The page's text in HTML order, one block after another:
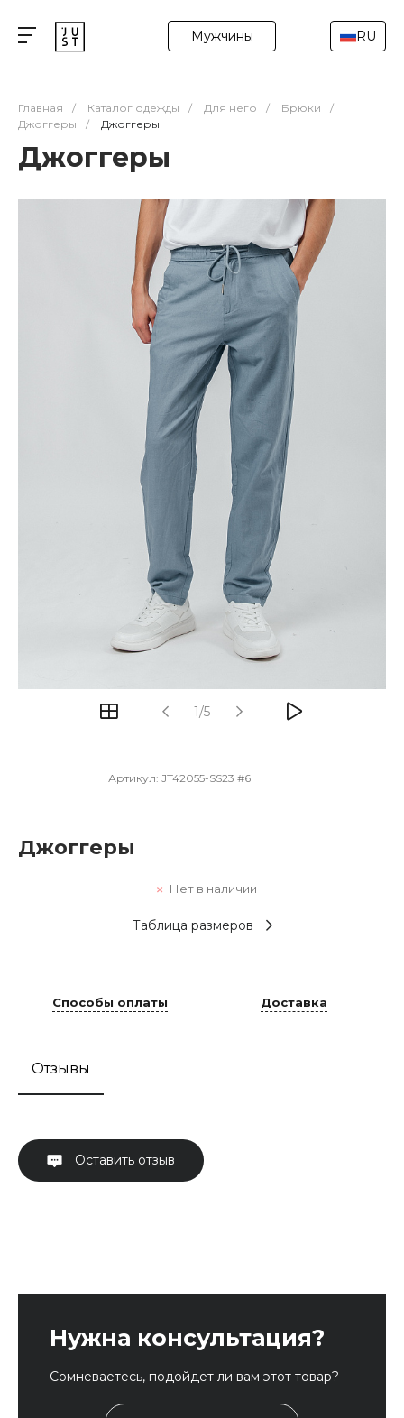
Мужчины RU
Главная / Каталог одежды / Для него / Брюки
/
Джоггеры
/ Джоггеры
Джоггеры
1/5
Артикул: JT42055-SS23 #6
Джоггеры
Нет в наличии
Таблица размеров
Способы оплаты Доставка
Отзывы
Оставить отзыв
Нужна консультация?
Сомневаетесь, подойдет ли вам этот товар?